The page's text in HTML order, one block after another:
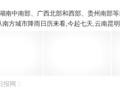
南中南部、广西北部和西部、贵州南部
南方城市降雨日历来看,今起七天,云南昆
报网